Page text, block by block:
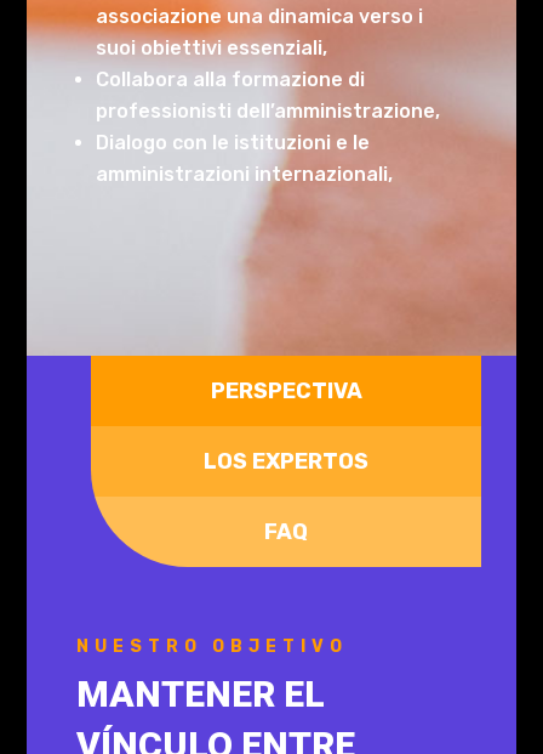
associazione una dinamica verso i
suoi obiettivi essenziali,
Collabora alla formazione di
professionisti dell’amministrazione,
Dialogo con le istituzioni e le
amministrazioni internazionali,
PERSPECTIVA
LOS EXPERTOS
FAQ
NUESTRO OBJETIVO
MANTENER EL
VÍNCULO ENTRE